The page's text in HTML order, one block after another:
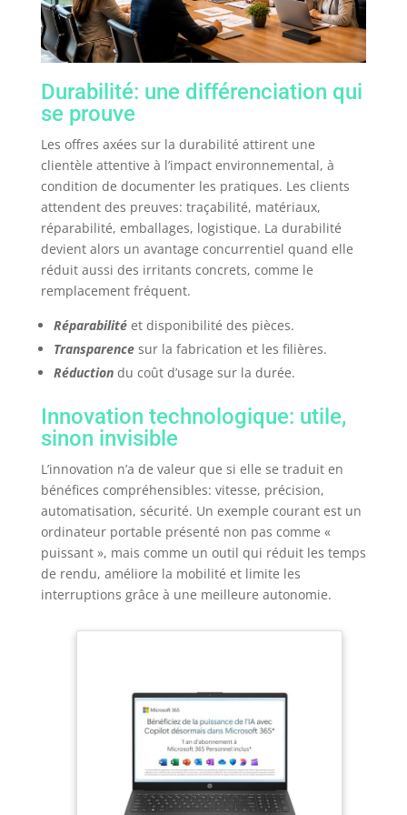
Durabilité: une différenciation qui
se prouve
Les offres axées sur la durabilité attirent une
clientèle attentive à l’impact environnemental, à
condition de documenter les pratiques. Les clients
attendent des preuves: traçabilité, matériaux,
réparabilité, emballages, logistique. La durabilité
devient alors un avantage concurrentiel quand elle
réduit aussi des irritants concrets, comme le
remplacement fréquent.
Réparabilitéet disponibilité des pièces.
Transparencesur la fabrication et les filières.
Réductiondu coût d’usage sur la durée.
Innovation technologique: utile,
sinon invisible
L’innovation n’a de valeur que si elle se traduit en
bénéfices compréhensibles: vitesse, précision,
automatisation, sécurité. Un exemple courant est un
ordinateur portable présenté non pas comme «
puissant », mais comme un outil qui réduit les temps
de rendu, améliore la mobilité et limite les
interruptions grâce à une meilleure autonomie.